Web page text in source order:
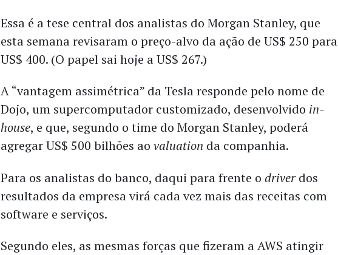
Essa é a tese central dos analistas do Morgan Stanley, que
esta semana revisaram o preço-alvo da ação de US$ 250 para
US$ 400. (O papel sai hoje a US$ 267.)
A “vantagem assimétrica” da Tesla responde pelo nome de
Dojo, um supercomputador customizado, desenvolvido in-
house, e que, segundo o time do Morgan Stanley, poderá
agregar US$ 500 bilhões aovaluation da companhia.
Para os analistas do banco, daqui para frente o driverdos
resultados da empresa virá cada vez mais das receitas com
software e serviços.
Segundo eles, as mesmas forças que fizeram a AWS atingir